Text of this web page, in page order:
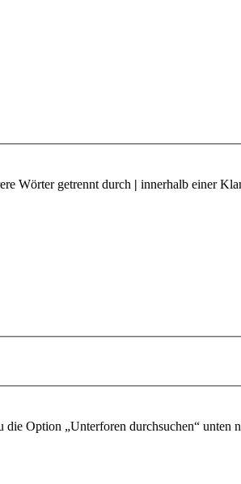
Wörter getrennt durch | innerhalb einer
Option „Unterforen durchsuchen“ unten